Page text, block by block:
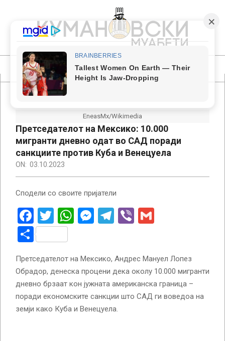
content
КУМАНОВСКИ
МУАБЕТИ
Primary
Navigation
EneasMx/Wikimedia
Претседателот на Мексико: 10.000
мигранти дневно одат во САД поради
санкциите против Куба и Венецуела
ON: 03.10.2023
Сподели со своите пријатели
Facebook
Twitter
WhatsApp
Messenger
Telegram
Viber
Share
Претседателот на Мексико, Андрес Мануел Лопез
Обрадор, денеска процени дека околу 10.000 мигранти
дневно брзаат кон јужната американска граница –
поради економските санкции што САД ги воведоа на
земји како Куба и Венецуела.